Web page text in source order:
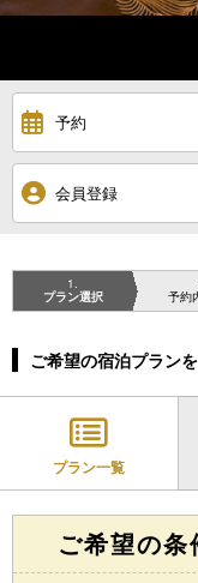
予約
会員登録
1
プラン選択 予約
ご希望の宿泊プラン
プラン一覧
ご希望の条